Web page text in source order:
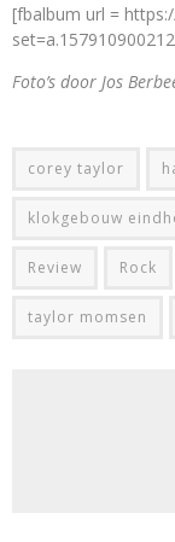
[fbalbum url =
Foto’s door Jos
corey taylor
klokgebouw
Review Rock
taylor momsen